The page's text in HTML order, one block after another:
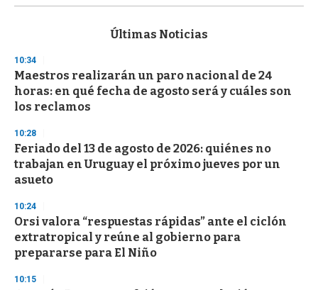
s
d
s
o
f
3
s
e
c
o
n
Últimas Noticias
10:34
Maestros realizarán un paro nacional de 24
horas: en qué fecha de agosto será y cuáles son
los reclamos
10:28
Feriado del 13 de agosto de 2026: quiénes no
trabajan en Uruguay el próximo jueves por un
asueto
10:24
Orsi valora “respuestas rápidas” ante el ciclón
extratropical y reúne al gobierno para
prepararse para El Niño
10:15